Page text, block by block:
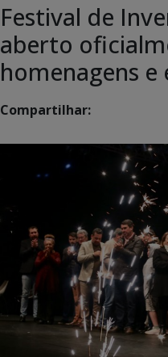
Festival de
aberto
homenagens e
Compartilhar: